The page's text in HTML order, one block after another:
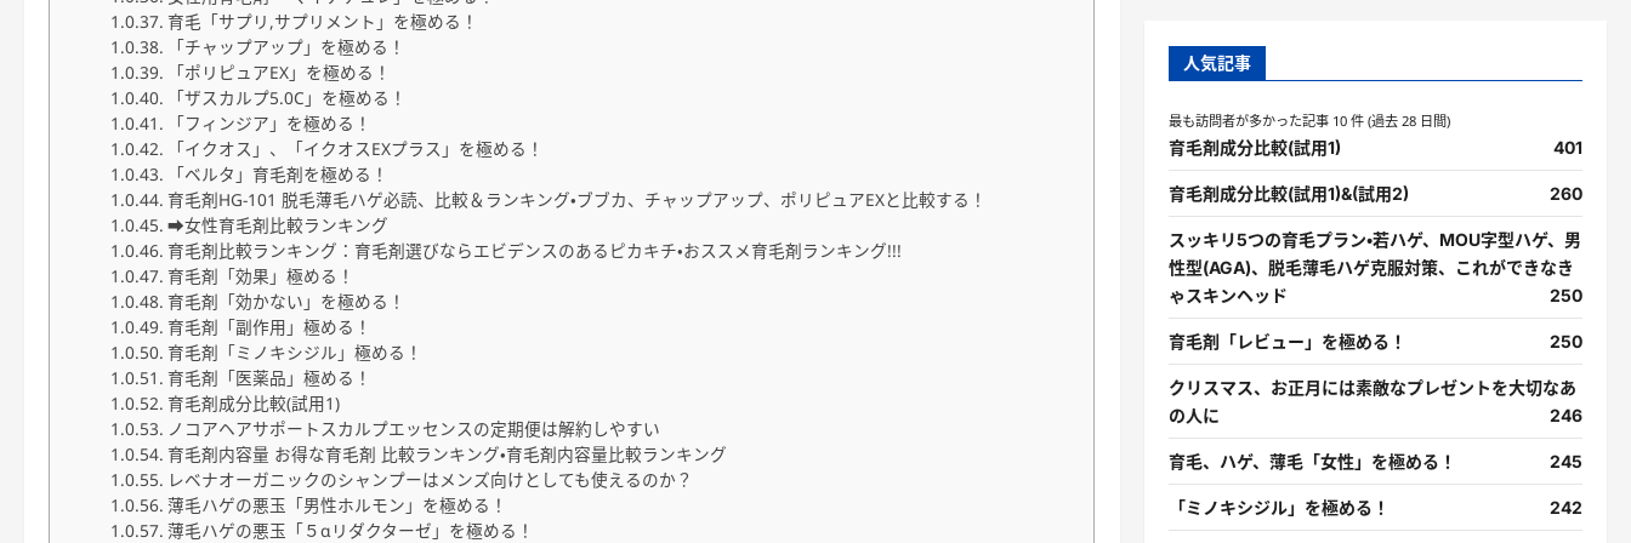
育毛「サプリ,サプリメント」を極める！
「チャップアップ」を極める！
「ポリピュアEX」を極める！
「ザスカルプ5.0C」を極める！
「フィンジア」を極める！
「イクオス」、「イクオスEXプラス」を極める！
「ベルタ」育毛剤を極める！
育毛剤HG-101 脱毛薄毛ハゲ必読、比較＆ランキング・ブブカ、チャップアップ、ポリピュアEXと比較する！
➡女性育毛剤比較ランキング
育毛剤比較ランキング：育毛剤選びならエビデンスのあるピカキチ・おススメ育毛剤ランキング!!!
育毛剤「効果」極める！
育毛剤「効かない」を極める！
育毛剤「副作用」極める！
育毛剤「ミノキシジル」極める！
育毛剤「医薬品」極める！
育毛剤成分比較(試用1)
ノコアヘアサポートスカルプエッセンスの定期便は解約しやすい
育毛剤内容量 お得な育毛剤 比較ランキング・育毛剤内容量比較ランキング
レベナオーガニックのシャンプーはメンズ向けとしても使えるのか？
薄毛ハゲの悪玉「男性ホルモン」を極める！
薄毛ハゲの悪玉「５αリダクターゼ」を極める！
人気記事
最も訪問者が多かった記事 10 件 (過去 28 日間)
育毛剤成分比較(試用1) 401
育毛剤成分比較(試用1)&(試用2) 260
スッキリ5つの育毛プラン・若ハゲ、MOU字型ハゲ、男
性型(AGA)、脱毛薄毛ハゲ克服対策、これができなき
ゃスキンヘッド
250
育毛剤「レビュー」を極める！ 250
クリスマス、お正月には素敵なプレゼントを大切なあ
の人に
246
育毛、ハゲ、薄毛「女性」を極める！ 245
「ミノキシジル」を極める！ 242